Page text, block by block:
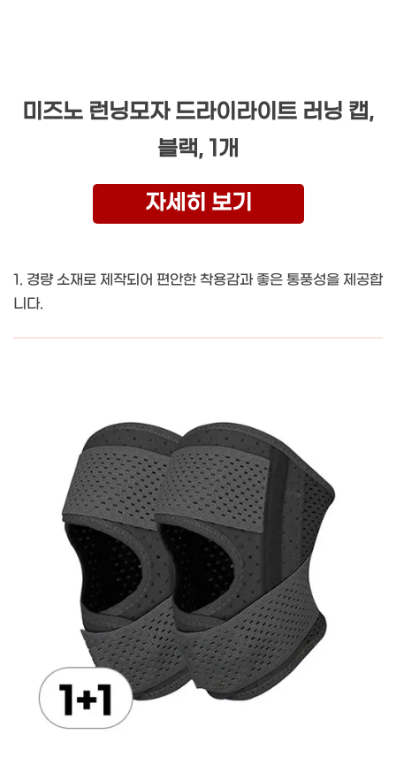
미즈노 런닝모자 드라이라이트 러닝 캡,
블랙, 1개
자세히 보기
1. 경량 소재로 제작되어 편안한 착용감과 좋은 통풍성을 제공합
니다.